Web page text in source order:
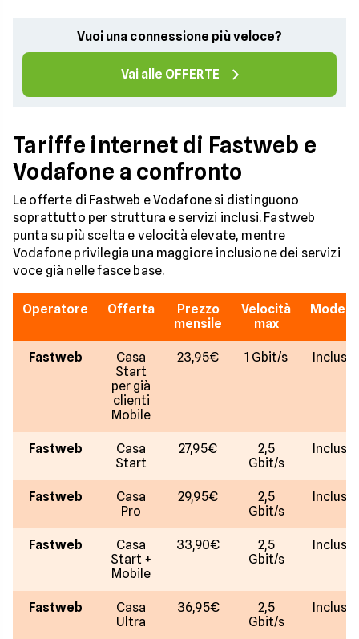
Vuoi una connessione più veloce?
Vai alle OFFERTE
Tariffe internet di Fastweb e
Vodafone a confronto
Le offerte di Fastweb e Vodafone si distinguono
soprattutto per struttura e servizi inclusi. Fastweb
punta su più scelta e velocità elevate, mentre
Vodafone privilegia una maggiore inclusione dei servizi
voce già nelle fasce base.
Operatore Offerta
Prezzo
mensile
Velocità
max
Modem
Fastweb
Casa
Start
per già
clienti
Mobile
23,95€ 1 Gbit/s Incluso
Fastweb
Casa
Start
27,95€
2,5
Gbit/s
Incluso
Fastweb
Casa
Pro
29,95€
2,5
Gbit/s
Incluso
Fastweb
Casa
Start +
Mobile
33,90€
2,5
Gbit/s
Incluso
Fastweb
Casa
Ultra
36,95€
2,5
Gbit/s
Incluso